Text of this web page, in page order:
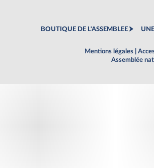
BOUTIQUE DE L'ASSEMBLEE
Mentions légales
Assemblée